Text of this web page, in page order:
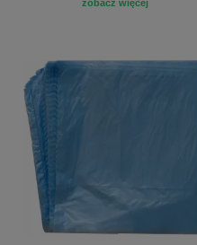
zobacz więcej